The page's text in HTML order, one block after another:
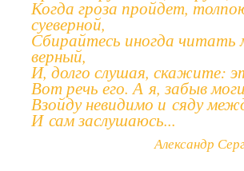
Когда гроза пройдет,
суеверной,
Сбирайтесь иногда читать
верный,
И, долго слушая, скажите:
Вот речь его. А я, забыв
Взойду невидимо и сяду
И сам заслушаюсь...
Александр